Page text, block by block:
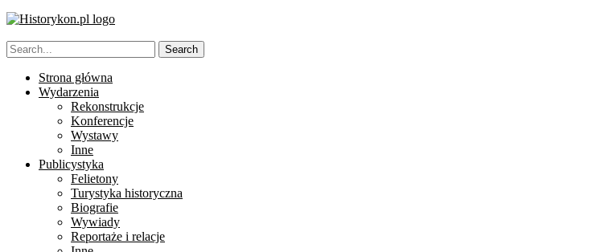
Strona główna
Wydarzenia
Rekonstrukcje
Konferencje
Wystawy
Inne
Publicystyka
Felietony
Turystyka historyczna
Biografie
Wywiady
Reportaże i relacje